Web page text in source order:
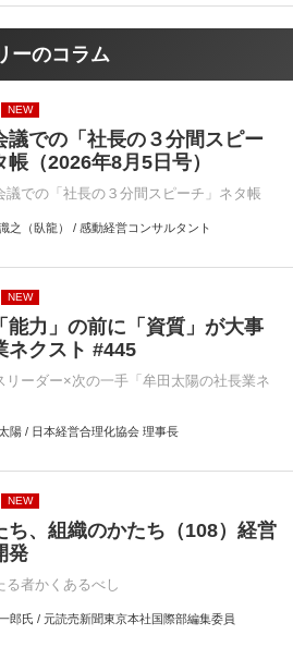
ーのコラム
NEW
議での「社長の３分間スピー
帳（2026年8月5日号）
議での「社長の３分間スピーチ」ネタ帳
之（臥龍） / 感動経営コンサルタント
NEW
能力」の前に「資質」が大事
ネクスト #445
リーダー×次の一手「牟田太陽の社長業ネ
陽 / 日本経営合理化協会 理事長
NEW
ち、組織のかたち（108）経営
発
る者かくあるべし
郎氏 / 元読売新聞東京本社国際部編集委員